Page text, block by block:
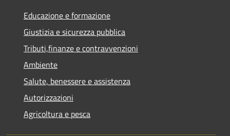
Educazione e formazione
Giustizia e sicurezza pubblica
Tributi,finanze e contravvenzioni
Ambiente
Salute, benessere e assistenza
Autorizzazioni
Agricoltura e pesca